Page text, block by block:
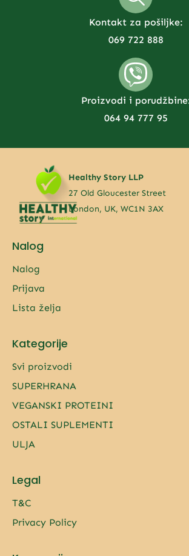
Kontakt za pošiljke:
069 722 888
Proizvodi i
064 94 777 95
Healthy Story LLP
27 Old Gloucester Street
London, UK, WC1N 3AX
Nalog
Nalog
Prijava
Lista želja
Kategorije
Svi proizvodi
SUPERHRANA
VEGANSKI PROTEINI
OSTALI SUPLEMENTI
ULJA
Legal
T&C
Privacy Policy